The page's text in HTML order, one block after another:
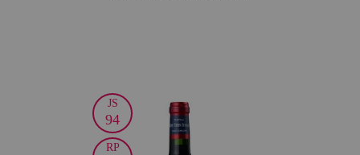
JS
94
RP